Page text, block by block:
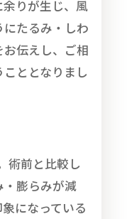
りが生じ、風
たるみ・しわ
伝えし、ご相
ととなりまし
術前と比較し
膨らみが減
になっている